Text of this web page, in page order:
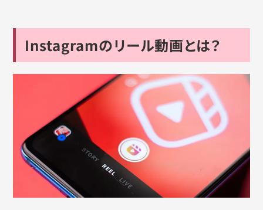
Instagramのリール動画とは？